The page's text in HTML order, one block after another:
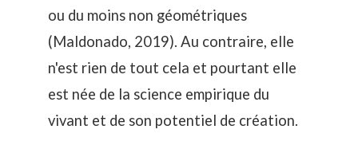
ou du moins non géométriques
(Maldonado, 2019). Au contraire, elle
n'est rien de tout cela et pourtant elle
est née de la science empirique du
vivant et de son potentiel de création.